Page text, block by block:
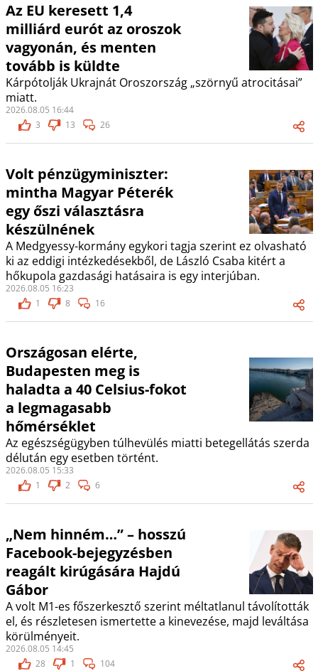
Az EU keresett 1,4
milliárd eurót az oroszok
vagyonán, és menten
tovább is küldte
Kárpótolják Ukrajnát Oroszország „szörnyű atrocitásai”
miatt.
2026.08.05 16:44
3
13 26
Volt pénzügyminiszter:
mintha Magyar Péterék
egy őszi választásra
készülnének
A Medgyessy-kormány egykori tagja szerint ez olvasható
ki az eddigi intézkedésekből, de László Csaba kitért a
hőkupola gazdasági hatásaira is egy interjúban.
2026.08.05 16:23
1
8 16
Országosan elérte,
Budapesten meg is
haladta a 40 Celsius-fokot
a legmagasabb
hőmérséklet
Az egészségügyben túlhevülés miatti betegellátás szerda
délután egy esetben történt.
2026.08.05 15:33
1
2 6
„Nem hinném…” – hosszú
Facebook-bejegyzésben
reagált kirúgására Hajdú
Gábor
A volt M1-es főszerkesztő szerint méltatlanul távolították
el, és részletesen ismertette a kinevezése, majd leváltása
körülményeit.
2026.08.05 14:45
28
1 104